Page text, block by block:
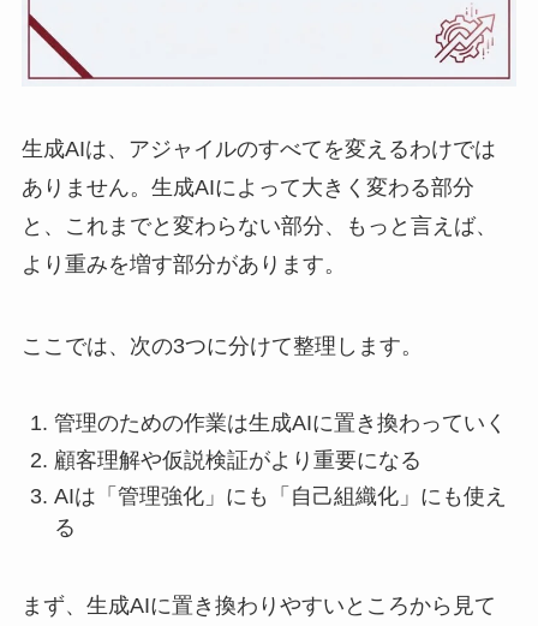
生成AIは、アジャイルのすべてを変えるわけでは
ありません。生成AIによって大きく変わる部分
と、これまでと変わらない部分、もっと言えば、
より重みを増す部分があります。
ここでは、次の3つに分けて整理します。
管理のための作業は生成AIに置き換わっていく
顧客理解や仮説検証がより重要になる
AIは「管理強化」にも「自己組織化」にも使え
る
まず、生成AIに置き換わりやすいところから見て